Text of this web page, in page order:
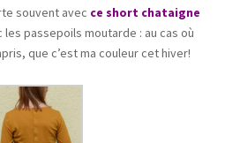
souvent avec ce short chataigne
les passepoils moutarde : au cas où
que c’est ma couleur cet hiver!